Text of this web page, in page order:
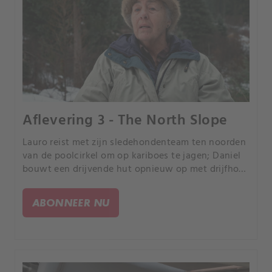
Aflevering 3 - The North Slope
Lauro reist met zijn sledehondenteam ten noorden
van de poolcirkel om op kariboes te jagen; Daniel
bouwt een drijvende hut opnieuw op met drijfhout
coyote uit die de veestapel op een ranch bedreigt.
ABONNEER NU